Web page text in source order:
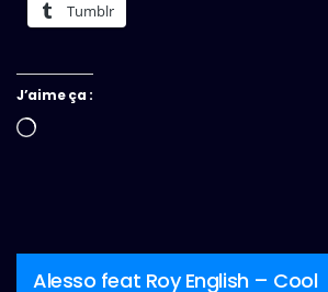
Tumblr
J’aime ça :
Chargement…
Alesso feat Roy English – Cool